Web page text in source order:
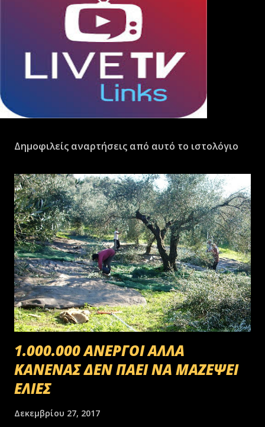
Δημοφιλείς αναρτήσεις από αυτό το ιστολόγιο
1.000.000 ΑΝΕΡΓΟΙ ΑΛΛΑ
ΚΑΝΕΝΑΣ ΔΕΝ ΠΑΕΙ ΝΑ ΜΑΖΕΨΕΙ
ΕΛΙΕΣ
Δεκεμβρίου 27, 2017